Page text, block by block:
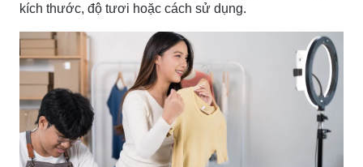
kích thước, độ tươi hoặc cách sử dụng.